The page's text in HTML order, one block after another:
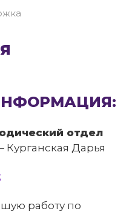
отдел
Дарья
работу по